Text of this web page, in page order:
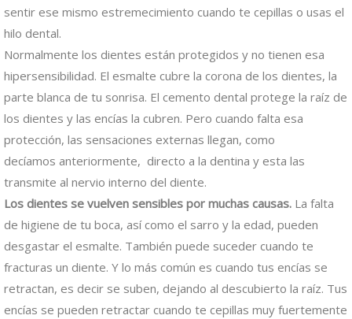
sentir ese mismo estremecimiento cuando te cepillas o usas el
hilo dental.
Normalmente los dientes están protegidos y no tienen esa
hipersensibilidad. El esmalte cubre la corona de los dientes, la
parte blanca de tu sonrisa. El cemento dental protege la raíz de
los dientes y las encías la cubren. Pero cuando falta esa
protección, las sensaciones externas llegan, como
decíamos anteriormente, directo a la dentina y esta las
transmite al nervio interno del diente.
Los dientes se vuelven sensibles por muchas causas. La falta
de higiene de tu boca, así como el sarro y la edad, pueden
desgastar el esmalte. También puede suceder cuando te
fracturas un diente. Y lo más común es cuando tus encías se
retractan, es decir se suben, dejando al descubierto la raíz. Tus
encías se pueden retractar cuando te cepillas muy fuertemente